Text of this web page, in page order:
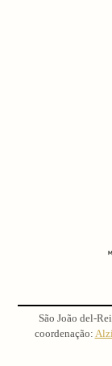
São João del-
coordenação: